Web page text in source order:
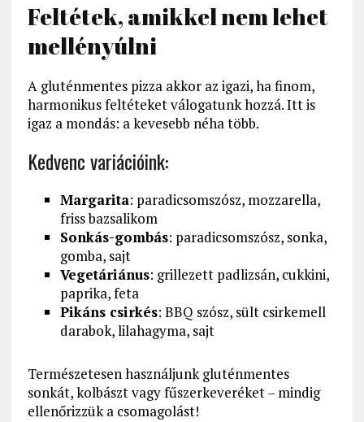
Feltétek, amikkel nem lehet
mellényúlni
A gluténmentes pizza akkor az igazi, ha finom,
harmonikus feltéteket válogatunk hozzá. Itt is
igaz a mondás: a kevesebb néha több.
Kedvenc variációink:
Margarita: paradicsomszósz, mozzarella,
friss bazsalikom
Sonkás-gombás: paradicsomszósz, sonka,
gomba, sajt
Vegetáriánus: grillezett padlizsán, cukkini,
paprika, feta
Pikáns csirkés: BBQ szósz, sült csirkemell
darabok, lilahagyma, sajt
Természetesen használjunk gluténmentes
sonkát, kolbászt vagy fűszerkeveréket – mindig
ellenőrizzük a csomagolást!